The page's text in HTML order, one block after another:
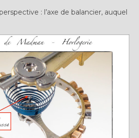
: l’axe de balancier, auquel